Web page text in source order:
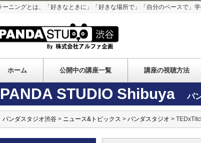
ーニングとは、「好きなときに」「好きな場所で」「自分のペースで」学
ホーム 公開中の講座一覧 講座の視聴方法
PANDA STUDIO Shibuya パ
パンダスタジオ渋谷 > ニュース&トピックス > パンダスタジオ >